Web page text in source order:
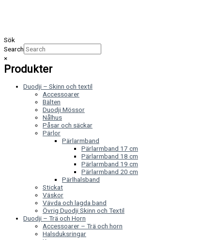
Sök
Search
×
Produkter
Duodji – Skinn och textil
Accessoarer
Bälten
Duodji Mössor
Nålhus
Påsar och säckar
Pärlor
Pärlarmband
Pärlarmband 17 cm
Pärlarmband 18 cm
Pärlarmband 19 cm
Pärlarmband 20 cm
Pärlhalsband
Stickat
Väskor
Vävda och lagda band
Övrig Duodji Skinn och Textil
Duodji – Trä och Horn
Accessoarer – Trä och horn
Halsduksringar